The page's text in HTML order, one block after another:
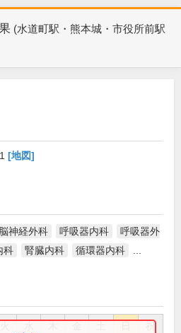
(水道町駅・熊本城・市役所前駅
[地図]
脳神経外科 呼吸器内科
呼吸器外
科 腎臓内科 循環器内科
祝